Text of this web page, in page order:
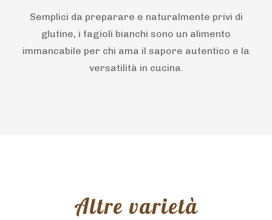
Semplici da preparare e naturalmente privi di
glutine, i fagioli bianchi sono un alimento
immancabile per chi ama il sapore autentico e la
versatilità in cucina.
Altre varietà